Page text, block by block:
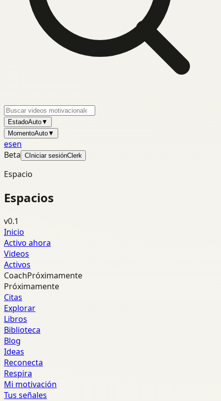
EstadoAuto▼
MomentoAuto▼
esen
Beta C Iniciar sesiónClerk
Espacio
Espacios
v0.1
Inicio
Activo ahora
Videos
Activos
CoachPróximamente
Próximamente
Citas
Explorar
Libros
Biblioteca
Blog
Ideas
Reconecta
Respira
Mi motivación
Tus señales